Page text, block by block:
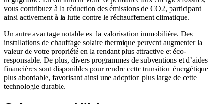
vous contribuez à la réduction des émissions de CO2, participant
ainsi activement à la lutte contre le réchauffement climatique.
Un autre avantage notable est la valorisation immobilière. Des
installations de chauffage solaire thermique peuvent augmenter la
valeur de votre propriété en la rendant plus attractive et éco-
responsable. De plus, divers programmes de subventions et d’aides
financières sont disponibles pour rendre cette transition énergétique
plus abordable, favorisant ainsi une adoption plus large de cette
technologie durable.